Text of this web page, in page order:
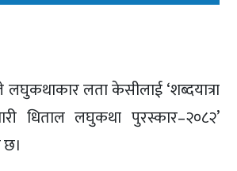
लघुकथाकार लता केसीलाई ‘शब्दयात्रा
धिताल लघुकथा पुरस्कार–२०८२’